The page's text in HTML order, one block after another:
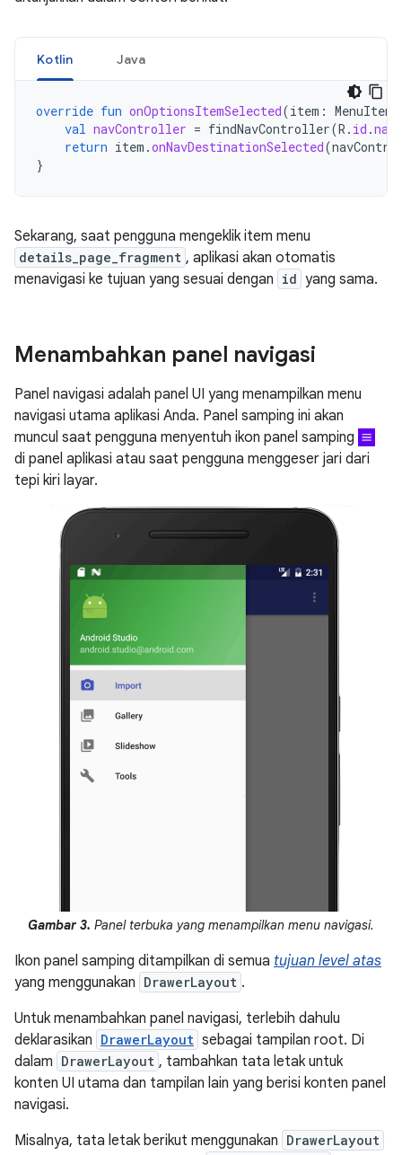
Kotlin Java
override fun onOptionsItemSelected(item : MenuItem
val navController = findNavController(R . id .
return item .onNavDestinationSelected(
}
Sekarang, saat pengguna mengeklik item menu
details_page_fragment , aplikasi akan otomatis
menavigasi ke tujuan yang sesuai dengan id yang sama.
Menambahkan panel navigasi
Panel navigasi adalah panel UI yang menampilkan menu
navigasi utama aplikasi Anda. Panel samping ini akan
muncul saat pengguna menyentuh ikon panel samping
di panel aplikasi atau saat pengguna menggeser jari dari
tepi kiri layar.
Gambar 3. Panel terbuka yang menampilkan menu navigasi.
Ikon panel samping ditampilkan di semua tujuan level atas
yang menggunakan DrawerLayout .
Untuk menambahkan panel navigasi, terlebih dahulu
deklarasikan DrawerLayout sebagai tampilan root. Di
dalam DrawerLayout , tambahkan tata letak untuk
konten UI utama dan tampilan lain yang berisi konten panel
navigasi.
Misalnya, tata letak berikut menggunakan DrawerLayout